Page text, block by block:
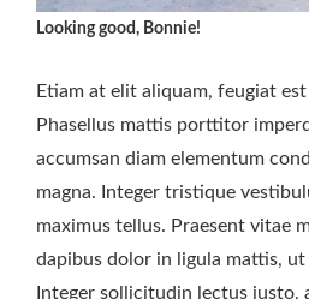
Looking good, Bonnie!
Etiam at elit aliquam, feugiat
Phasellus mattis porttitor
accumsan diam elementum
magna. Integer tristique
maximus tellus. Praesent vitae
dapibus dolor in ligula mattis,
Integer sollicitudin lectus justo,